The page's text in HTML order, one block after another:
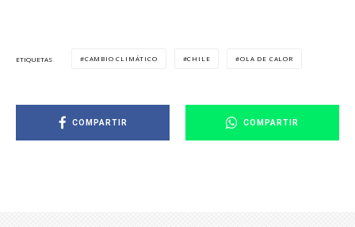
ETIQUETAS CAMBIO CLIMÁTICO CHILE OLA DE CALOR
COMPARTIR COMPARTIR